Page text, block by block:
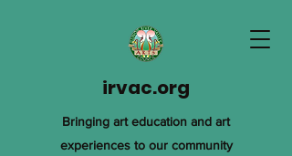
irvac.org
Bringing art education and art
experiences to our community